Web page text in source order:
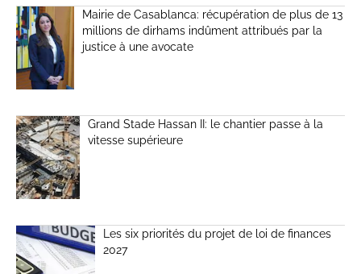
Mairie de Casablanca: récupération de plus de 13
millions de dirhams indûment attribués par la
justice à une avocate
Grand Stade Hassan II: le chantier passe à la
vitesse supérieure
Les six priorités du projet de loi de finances
2027